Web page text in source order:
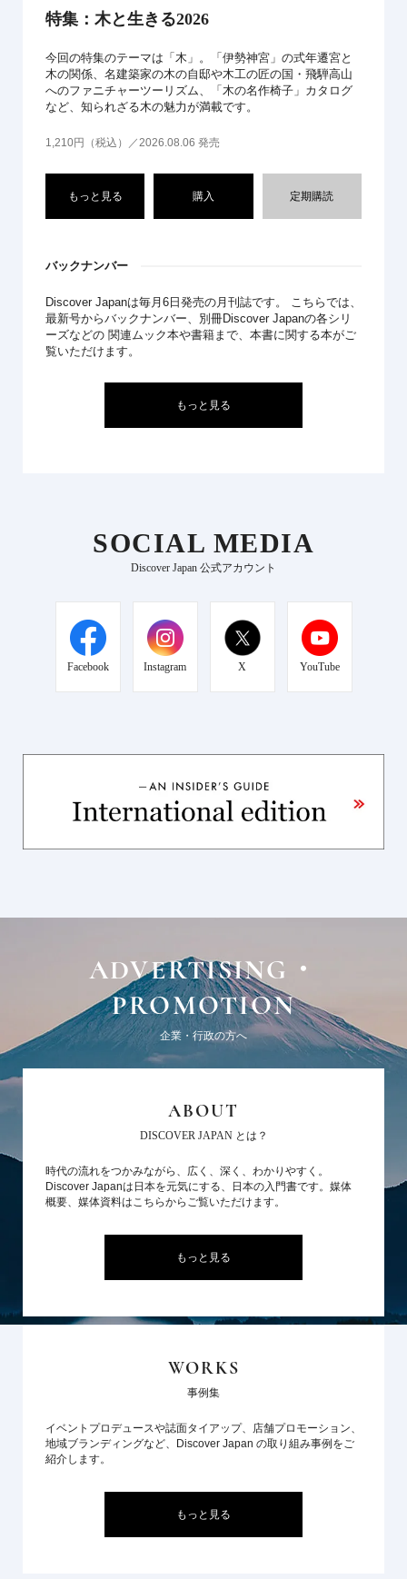
特集：木と生きる2026
今回の特集のテーマは「木」。「伊勢神宮」の式年遷宮と
木の関係、名建築家の木の自邸や木工の匠の国・飛騨高山
へのファニチャーツーリズム、「木の名作椅子」カタログ
など、知られざる木の魅力が満載です。
1,210円（税込）／2026.08.06 発売
もっと見る 購入 定期購読
バックナンバー
Discover Japanは毎月6日発売の月刊誌です。 こちらでは、
最新号からバックナンバー、別冊Discover Japanの各シリ
ーズなどの 関連ムック本や書籍まで、本書に関する本がご
覧いただけます。
もっと見る
SOCIAL MEDIA
Discover Japan 公式アカウント
Facebook Instagram X YouTube
ADVERTISING・
PROMOTION
企業・行政の方へ
ABOUT
DISCOVER JAPAN とは？
時代の流れをつかみながら、広く、深く、わかりやすく。
Discover Japanは日本を元気にする、日本の入門書です。媒体
概要、媒体資料はこちらからご覧いただけます。
もっと見る
WORKS
事例集
イベントプロデュースや誌面タイアップ、店舗プロモーション、
地域ブランディングなど、Discover Japan の取り組み事例をご
紹介します。
もっと見る